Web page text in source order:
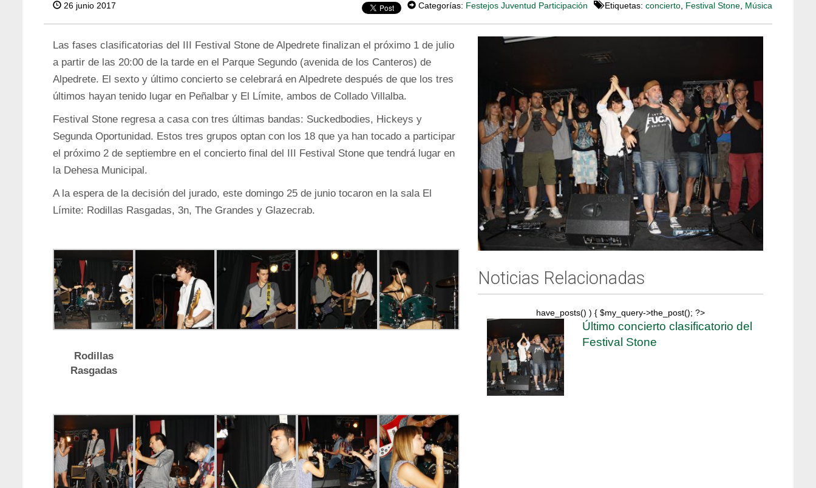
26 junio 2017 Categorías: Festejos Juventud Participación Etiquetas: concierto Festival Stone Música
Las fases clasificatorias del III Festival Stone de Alpedrete finalizan el próximo 1 de julio
a partir de las 20:00 de la tarde en el Parque Segundo (avenida de los Canteros) de
Alpedrete. El sexto y último concierto se celebrará en Alpedrete después de que los tres
últimos hayan tenido lugar en Peñalbar y El Límite, ambos de Collado Villalba.
Festival Stone regresa a casa con tres últimas bandas: Suckedbodies, Hickeys y
Segunda Oportunidad. Estos tres grupos optan con los 18 que ya han tocado a participar
el próximo 2 de septiembre en el concierto final del III Festival Stone que tendrá lugar en
la Dehesa Municipal.
A la espera de la decisión del jurado, este domingo 25 de junio tocaron en la sala El
Límite: Rodillas Rasgadas, 3n, The Grandes y Glazecrab.
Rodillas
Rasgadas
Noticias Relacionadas
have_posts() ) { $my_query->the_post(); ?>
Último concierto clasificatorio del
Festival Stone